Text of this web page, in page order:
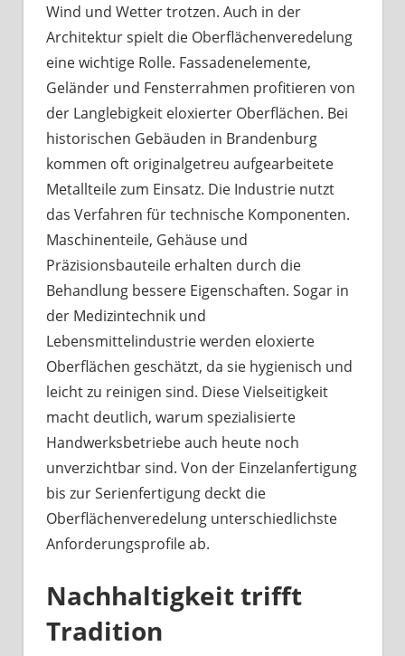
Wind und Wetter trotzen. Auch in der
Architektur spielt die Oberflächenveredelung
eine wichtige Rolle. Fassadenelemente,
Geländer und Fensterrahmen profitieren von
der Langlebigkeit eloxierter Oberflächen. Bei
historischen Gebäuden in Brandenburg
kommen oft originalgetreu aufgearbeitete
Metallteile zum Einsatz. Die Industrie nutzt
das Verfahren für technische Komponenten.
Maschinenteile, Gehäuse und
Präzisionsbauteile erhalten durch die
Behandlung bessere Eigenschaften. Sogar in
der Medizintechnik und
Lebensmittelindustrie werden eloxierte
Oberflächen geschätzt, da sie hygienisch und
leicht zu reinigen sind. Diese Vielseitigkeit
macht deutlich, warum spezialisierte
Handwerksbetriebe auch heute noch
unverzichtbar sind. Von der Einzelanfertigung
bis zur Serienfertigung deckt die
Oberflächenveredelung unterschiedlichste
Anforderungsprofile ab.
Nachhaltigkeit trifft
Tradition